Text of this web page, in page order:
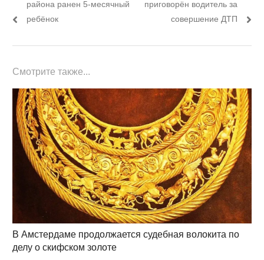
записям
района ранен 5-месячный
ребёнок
приговорён водитель за
совершение ДТП
Смотрите также...
В Амстердаме продолжается судебная волокита по
делу о скифском золоте